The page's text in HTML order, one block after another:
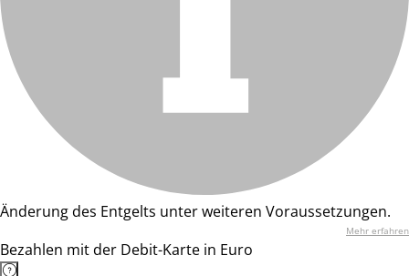
Änderung des Entgelts unter weiteren Voraussetzungen.
Mehr erfahren
Bezahlen mit der Debit-Karte in Euro